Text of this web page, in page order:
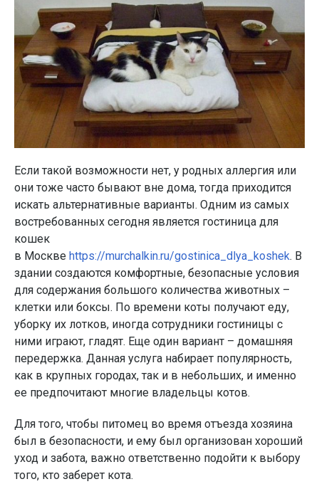
Если такой возможности нет, у родных аллергия или
они тоже часто бывают вне дома, тогда приходится
искать альтернативные варианты. Одним из самых
востребованных сегодня является гостиница для
кошек
в Москве https://murchalkin.ru/gostinica_dlya_koshek. В
здании создаются комфортные, безопасные условия
для содержания большого количества животных –
клетки или боксы. По времени коты получают еду,
уборку их лотков, иногда сотрудники гостиницы с
ними играют, гладят. Еще один вариант – домашняя
передержка. Данная услуга набирает популярность,
как в крупных городах, так и в небольших, и именно
ее предпочитают многие владельцы котов.
Для того, чтобы питомец во время отъезда хозяина
был в безопасности, и ему был организован хороший
уход и забота, важно ответственно подойти к выбору
того, кто заберет кота.